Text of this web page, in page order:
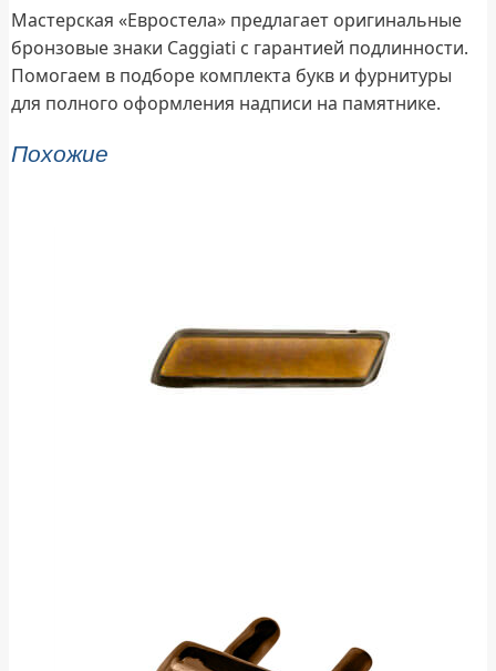
Мастерская «Евростела» предлагает оригинальные
бронзовые знаки Caggiati с гарантией подлинности.
Помогаем в подборе комплекта букв и фурнитуры
для полного оформления надписи на памятнике.
Похожие